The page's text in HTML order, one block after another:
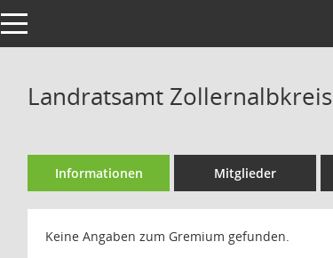
Toggle navigation
Landratsamt Zollernalbkreis
Informationen Mitglieder
Keine Angaben zum Gremium gefunden.